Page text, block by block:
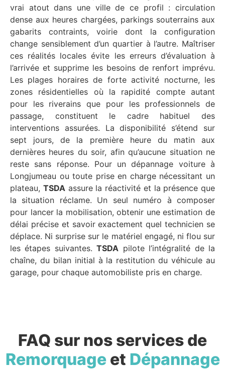
vrai atout dans une ville de ce profil : circulation
dense aux heures chargées, parkings souterrains aux
gabarits contraints, voirie dont la configuration
change sensiblement d’un quartier à l’autre. Maîtriser
ces réalités locales évite les erreurs d’évaluation à
l’arrivée et supprime les besoins de renfort imprévu.
Les plages horaires de forte activité nocturne, les
zones résidentielles où la rapidité compte autant
pour les riverains que pour les professionnels de
passage, constituent le cadre habituel des
interventions assurées. La disponibilité s’étend sur
sept jours, de la première heure du matin aux
dernières heures du soir, afin qu’aucune situation ne
reste sans réponse. Pour un dépannage voiture à
Longjumeau ou toute prise en charge nécessitant un
plateau, TSDAassure la réactivité et la présence que
la situation réclame. Un seul numéro à composer
pour lancer la mobilisation, obtenir une estimation de
délai précise et savoir exactement quel technicien se
déplace. Ni surprise sur le matériel engagé, ni flou sur
les étapes suivantes.TSDA pilote l’intégralité de la
chaîne, du bilan initial à la restitution du véhicule au
garage, pour chaque automobiliste pris en charge.
FAQ sur nos services de
Remorquageet Dépannage